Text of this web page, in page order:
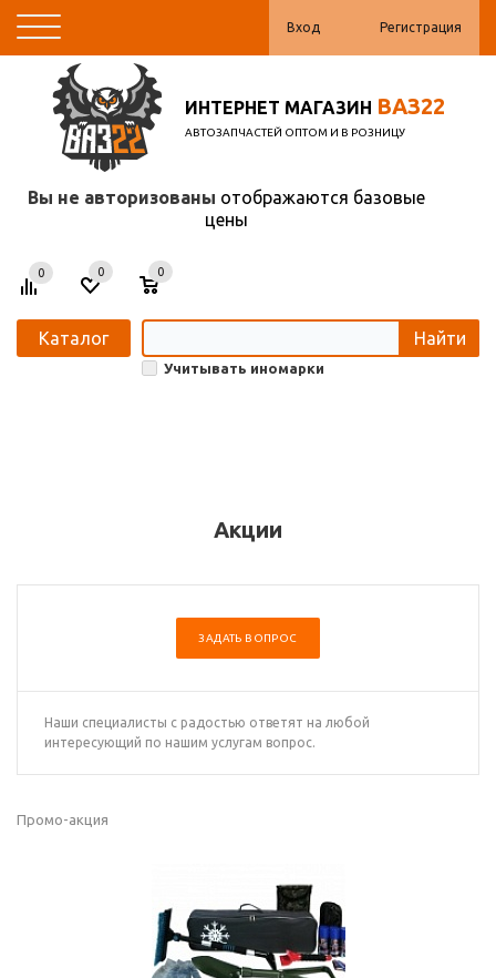
Вход Регистрация
ИНТЕРНЕТ МАГАЗИН ВАЗ22
АВТОЗАПЧАСТЕЙ ОПТОМ И В РОЗНИЦУ
Вы не авторизованы отображаются базовые
цены
Каталог Найти
Учитывать иномарки
0 0
0
Акции
ЗАДАТЬ ВОПРОС
Наши специалисты с радостью ответят на любой
интересующий по нашим услугам вопрос.
Промо-акция